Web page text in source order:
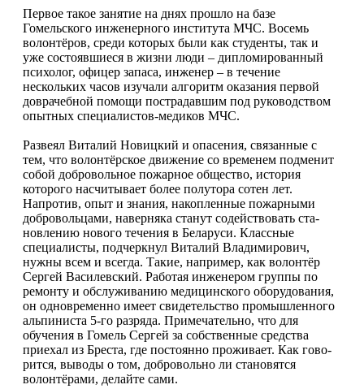
Первое такое занятие на днях прошло на базе
Гомельского инженерного института МЧС. Восемь
волонтёров, среди которых были как студенты, так и
уже состоявшиеся в жизни люди – дипломированный
психолог, офицер запаса, инженер – в течение
нескольких часов изучали алгоритм оказания первой
доврачеб­ной помощи пострадавшим под руководством
опытных специалистов-медиков МЧС.
Развеял Виталий Новицкий и опасения, связанные с
тем, что волонтёрское движение со временем подменит
собой добровольное пожарное общество, история
которого насчитывает более полутора сотен лет.
Напротив, опыт и знания, накопленные пожарными
добровольцами, наверняка станут содействовать ста­
новлению нового течения в Беларуси. Классные
специалисты, подчеркнул Виталий Владимирович,
нужны всем и всегда. Такие, например, как волонтёр
Сергей Василевский. Работая инженером группы по
ремонту и обслуживанию медицинского оборудования,
он одновременно имеет свидетельство промышленного
альпиниста 5-го разряда. Примечательно, что для
обучения в Гомель Сергей за собственные средства
приехал из Бреста, где постоянно проживает. Как гово­
рится, выводы о том, добровольно ли становятся
волонтёрами, делайте сами.